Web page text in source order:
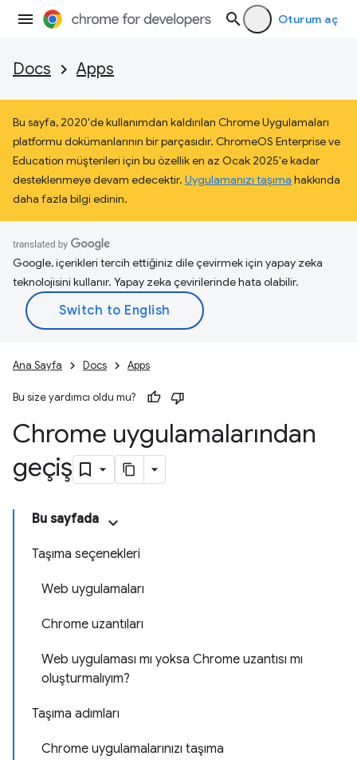
Oturum aç
Docs Apps
Bu sayfa, 2020'de kullanımdan kaldırılan Chrome Uygulamaları
platformu dokümanlarının bir parçasıdır. ChromeOS Enterprise ve
Education müşterileri için bu özellik en az Ocak 2025'e kadar
desteklenmeye devam edecektir. Uygulamanızı taşıma hakkında
daha fazla bilgi edinin.
Google, içerikleri tercih ettiğiniz dile çevirmek için yapay zeka
teknolojisini kullanır. Yapay zeka çevirilerinde hata olabilir.
Ana Sayfa Docs Apps
Bu size yardımcı oldu mu?
Chrome uygulamalarından
geçiş
Bu sayfada
Taşıma seçenekleri
Web uygulamaları
Chrome uzantıları
Web uygulaması mı yoksa Chrome uzantısı mı
oluşturmalıyım?
Taşıma adımları
Chrome uygulamalarınızı taşıma